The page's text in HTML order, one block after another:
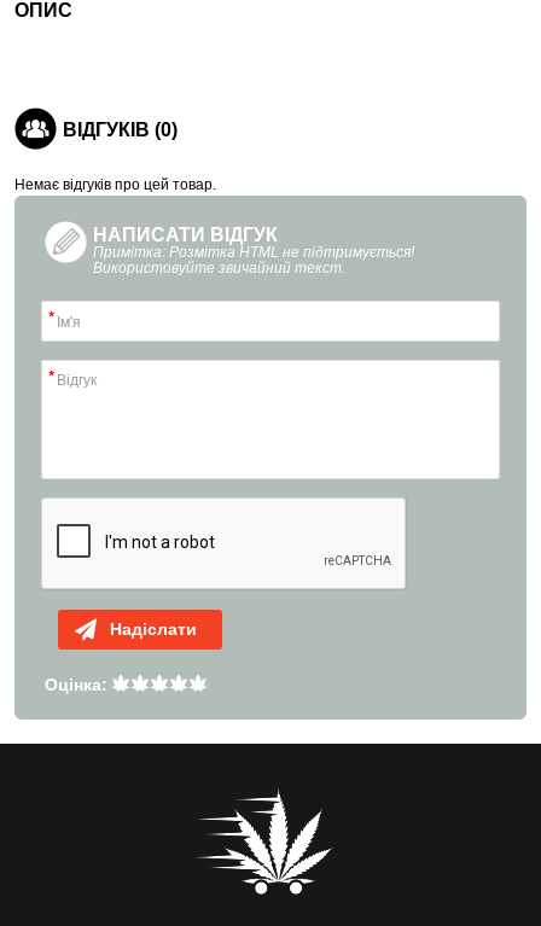
ОПИС
ВІДГУКІВ (0)
Немає відгуків про цей товар.
НАПИСАТИ ВІДГУК
Примітка: Розмітка HTML не підтримується!
Використовуйте звичайний текст.
Надіслати
Оцінка: